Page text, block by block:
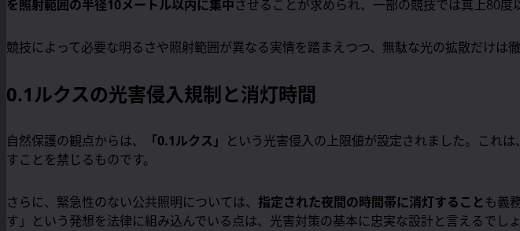
を照射範囲の半径10メートル以内に集中させることが求められ、一部の競技では真上80度
競技によって必要な明るさや照射範囲が異なる実情を踏まえつつ、無駄な光の拡散だけは
0.1ルクスの光害侵入規制と消灯時間
自然保護の観点からは、 「0.1ルクス」 という光害侵入の上限値が設定されました。これ
すことを禁じるものです。
さらに、緊急性のない公共照明については、 指定された夜間の時間帯に消灯することも義
す」という発想を法律に組み込んでいる点は、光害対策の基本に忠実な設計と言えるでしょ